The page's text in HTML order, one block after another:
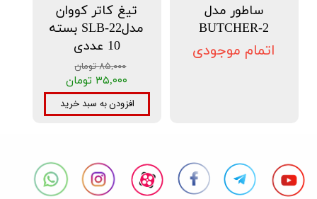
تیغ کاتر کووان
مدلSLB-22 بسته
10 عددی
۸۵,۰۰۰ تومان
۳۵,۰۰۰ تومان
افزودن به سبد خرید
ساطور مدل
BUTCHER-2
اتمام موجودی